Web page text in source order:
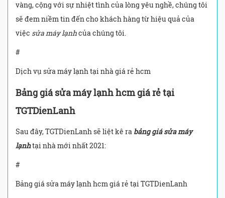
vàng, cộng với sự nhiệt tình của lòng yêu nghề, chúng tôi
sẽ đem niềm tin đến cho khách hàng từ hiệu quả của
việc sửa máy lạnhcủa chúng tôi.
#
Dịch vụ sửa máy lạnh tại nhà giá rẻ hcm
Bảng giá sửa máy lạnh hcm giá rẻ tại
TGTDienLanh
Sau đây, TGTDienLanh sẽ liệt kê ra bảng giá sửa máy
lạnhtại nhà mới nhất 2021:
#
Bảng giá sửa máy lạnh hcm giá rẻ tại TGTDienLanh